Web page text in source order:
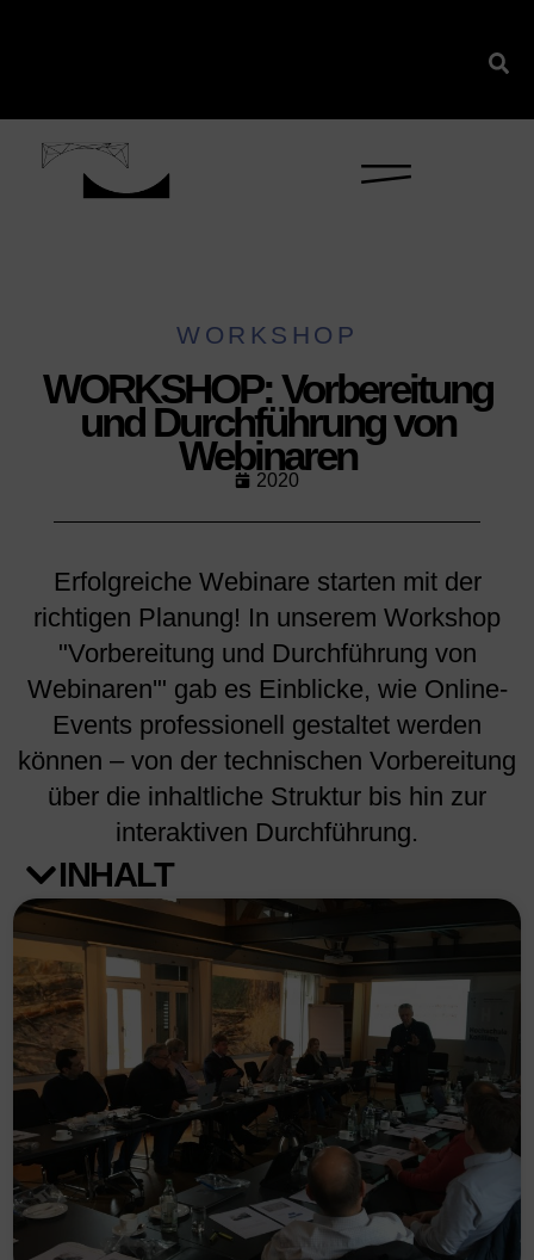
WORKSHOP
WORKSHOP: Vorbereitung
und Durchführung von
Webinaren
2020
Erfolgreiche Webinare starten mit der
richtigen Planung! In unserem Workshop
"Vorbereitung und Durchführung von
Webinaren'" gab es Einblicke, wie Online-
Events professionell gestaltet werden
können – von der technischen Vorbereitung
über die inhaltliche Struktur bis hin zur
interaktiven Durchführung.
INHALT